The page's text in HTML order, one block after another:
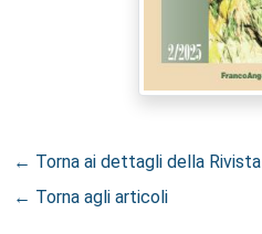
← Torna ai dettagli della Rivista
← Torna agli articoli